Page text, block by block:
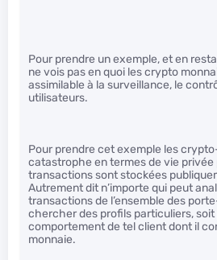
Pour prendre un exemple, et en
ne vois pas en quoi les crypto
assimilable à la surveillance, le
utilisateurs.
Pour prendre cet exemple les
catastrophe en termes de vie privée
transactions sont stockées
Autrement dit n’importe qui peut
transactions de l’ensemble des
chercher des profils particuliers, soit
comportement de tel client dont il
monnaie.